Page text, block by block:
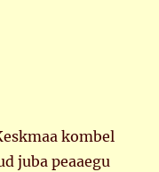
kombel
juba peaaegu